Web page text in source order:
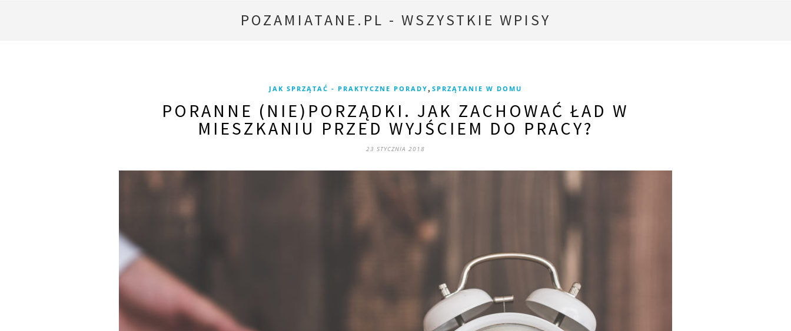
POZAMIATANE.PL - WSZYSTKIE WPISY
JAK SPRZĄTAĆ - PRAKTYCZNE PORADY, SPRZĄTANIE W DOMU
PORANNE (NIE)PORZĄDKI. JAK ZACHOWAĆ ŁAD W
MIESZKANIU PRZED WYJŚCIEM DO PRACY?
23 STYCZNIA 2018